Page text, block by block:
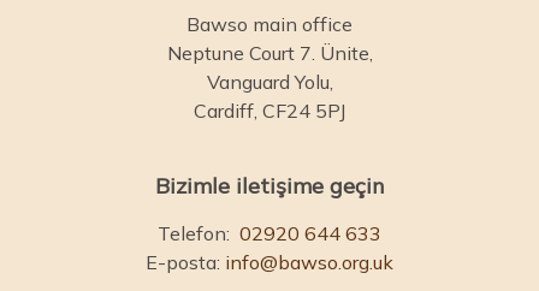
Bawso main office
Neptune Court 7. Ünite,
Vanguard Yolu,
Cardiff, CF24 5PJ
Bizimle iletişime geçin
Telefon: 02920 644 633
E-posta: info@bawso.org.uk